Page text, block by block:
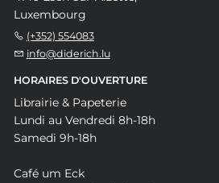
Luxembourg
(+352) 554083
info@diderich.lu
HORAIRES D'OUVERTURE
Librairie & Papeterie
Lundi au Vendredi 8h-18h
Samedi 9h-18h
Café um Eck